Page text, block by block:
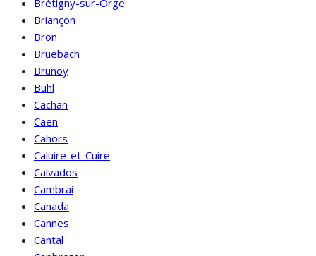
Brétigny-sur-Orge
Briançon
Bron
Bruebach
Brunoy
Buhl
Cachan
Caen
Cahors
Caluire-et-Cuire
Calvados
Cambrai
Canada
Cannes
Cantal